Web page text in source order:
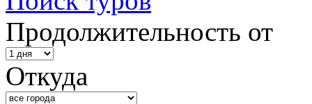
Продолжительность от
Откуда